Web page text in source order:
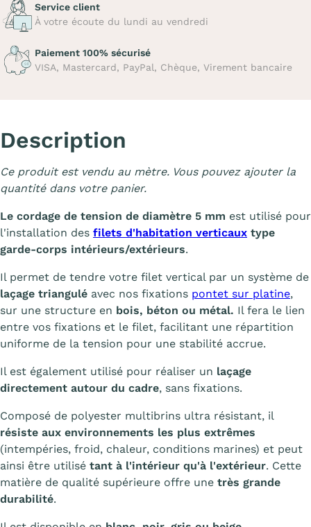
Service client
À votre écoute du lundi au vendredi
Paiement 100% sécurisé
VISA, Mastercard, PayPal, Chèque, Virement bancaire
Description
Ce produit est vendu au mètre. Vous pouvez ajouter la
quantité dans votre panier.
Le cordage de tension de diamètre 5 mm est utilisé pour
l'installation des filets d'habitation verticaux type
garde-corps intérieurs/extérieurs.
Il permet de tendre votre filet vertical par un système de
laçage triangulé avec nos fixations pontet sur platine,
sur une structure en bois, béton ou métal. Il fera le lien
entre vos fixations et le filet, facilitant une répartition
uniforme de la tension pour une stabilité accrue.
Il est également utilisé pour réaliser un laçage
directement autour du cadre, sans fixations.
Composé de polyester multibrins ultra résistant, il
résiste aux environnements les plus extrêmes
(intempéries, froid, chaleur, conditions marines) et peut
ainsi être utilisé tant à l'intérieur qu'à l'extérieur. Cette
matière de qualité supérieure offre une très grande
durabilité.